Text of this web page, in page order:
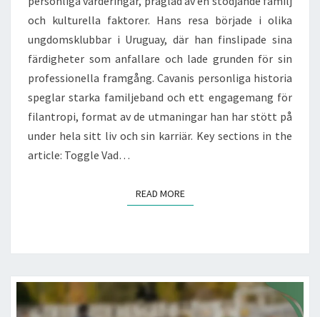
och kulturella faktorer. Hans resa började i olika
ungdomsklubbar i Uruguay, där han finslipade sina
färdigheter som anfallare och lade grunden för sin
professionella framgång. Cavanis personliga historia
speglar starka familjeband och ett engagemang för
filantropi, format av de utmaningar han har stött på
under hela sitt liv och sin karriär. Key sections in the
article: Toggle Vad…
READ MOREREAD MORE